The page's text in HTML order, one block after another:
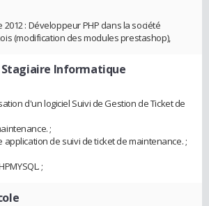
2012 : Développeur PHP dans la société
(modification des modules prestashop),
Stagiaire Informatique
d'un logiciel Suivi de Gestion de Ticket de
;
application de suivi de ticket de maintenance. ;
;